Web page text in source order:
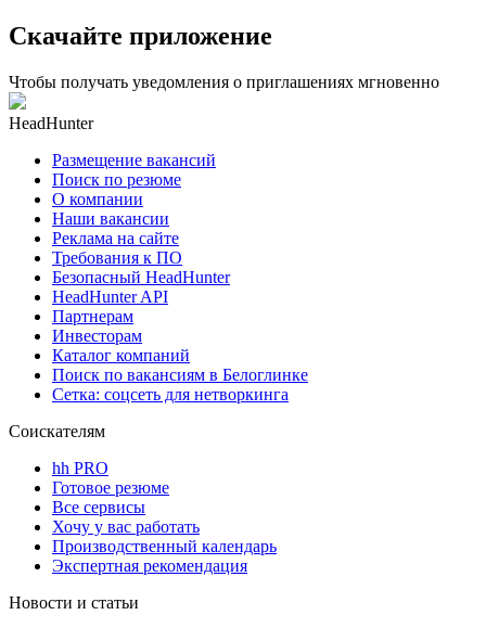
Скачайте приложение
Чтобы получать уведомления о приглашениях мгновенно
HeadHunter
Размещение вакансий
Поиск по резюме
О компании
Наши вакансии
Реклама на сайте
Требования к ПО
Безопасный HeadHunter
HeadHunter API
Партнерам
Инвесторам
Каталог компаний
Поиск по вакансиям в Белоглинке
Сетка: соцсеть для нетворкинга
Соискателям
hh PRO
Готовое резюме
Все сервисы
Хочу у вас работать
Производственный календарь
Экспертная рекомендация
Новости и статьи